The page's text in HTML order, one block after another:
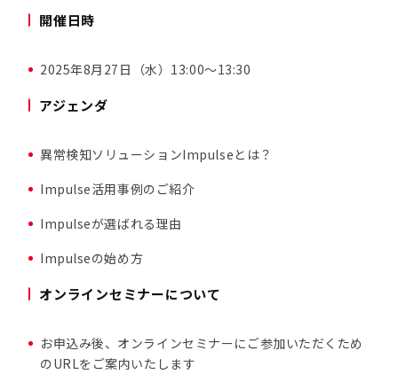
開催日時
2025年8月27日（水）13:00〜13:30
アジェンダ
異常検知ソリューションImpulseとは？
Impulse活用事例のご紹介
Impulseが選ばれる理由
Impulseの始め方
オンラインセミナーについて
お申込み後、オンラインセミナーにご参加いただくため
のURLをご案内いたします